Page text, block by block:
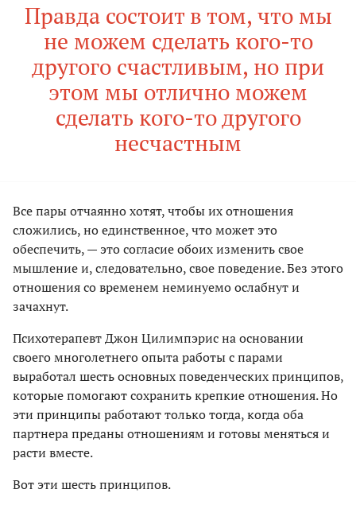
Правда состоит в том, что мы
не можем сделать кого-то
другого счастливым, но при
этом мы отлично можем
сделать кого-то другого
несчастным
Все пары отчаянно хотят, чтобы их отношения
сложились, но единственное, что может это
обеспечить, — это согласие обоих изменить свое
мышление и, следовательно, свое поведение. Без этого
отношения со временем неминуемо ослабнут и
зачахнут.
Психотерапевт Джон Цилимпэрис на основании
своего многолетнего опыта работы с парами
выработал шесть основных поведенческих принципов,
которые помогают сохранить крепкие отношения. Но
эти принципы работают только тогда, когда оба
партнера преданы отношениям и готовы меняться и
расти вместе.
Вот эти шесть принципов.